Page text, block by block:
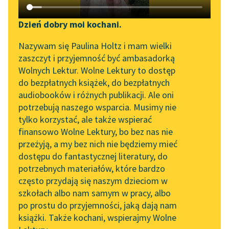
Katalog DAISY
Podkasty o książkach
Zgłoś brak utworu
Aktualności
„Prokurator Alicja Horn”
do słuchania
Byliśmy częścią AI Impact
Lab
Zapraszamy na spotkanie
online z tłumaczkami
literatury skandynawskiej
Spotkanie z Katarzyną
Tunkiel w Oslo
102. lata temu zmarł
Joseph Conrad
Narzędzia
Mapa Wolnych Lektur
Leśmianator
Przewodnik dla piszących i
czytających
API
OAI-PMH
Widget Wolnych Lektur
Przypisy
Dzień dobry moi kochani.
Nazywam się Paulina Holtz i mam wielki
zaszczyt i przyjemność być ambasadorką
Wolnych Lektur. Wolne Lektury to dostęp
do bezpłatnych książek, do bezpłatnych
audiobooków i różnych publikacji. Ale oni
potrzebują naszego wsparcia. Musimy nie
tylko korzystać, ale także wspierać
finansowo Wolne Lektury, bo bez nas nie
przeżyją, a my bez nich nie będziemy mieć
dostępu do fantastycznej literatury, do
potrzebnych materiałów, które bardzo
często przydają się naszym dzieciom w
szkołach albo nam samym w pracy, albo
po prostu do przyjemności, jaką dają nam
książki. Także kochani, wspierajmy Wolne
Władysław Bełza
Co masz kochać?
pytasz dziecię,
Co dla serca jest
drogiego?
Kochaj Boga, bo na
świecie...
Czytaj więcej
Władysław Bełza
Co kochać?